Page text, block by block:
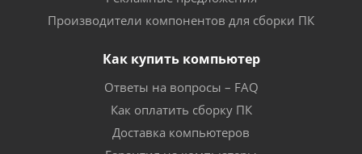
Производители компонентов для сборки ПК
Как купить компьютер
Ответы на вопросы – FAQ
Как оплатить сборку ПК
Доставка компьютеров